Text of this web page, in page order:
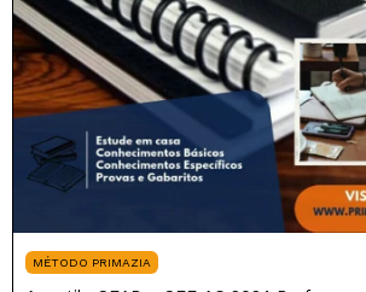
MÉTODO PRIMAZIA